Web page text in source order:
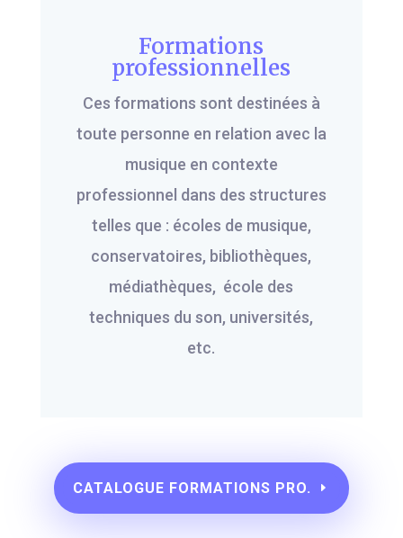
Formations
professionnelles
Ces formations sont destinées à
toute personne en relation avec la
musique en contexte
professionnel dans des structures
telles que : écoles de musique,
conservatoires, bibliothèques,
médiathèques, école des
techniques du son, universités,
etc.
CATALOGUE FORMATIONS PRO.